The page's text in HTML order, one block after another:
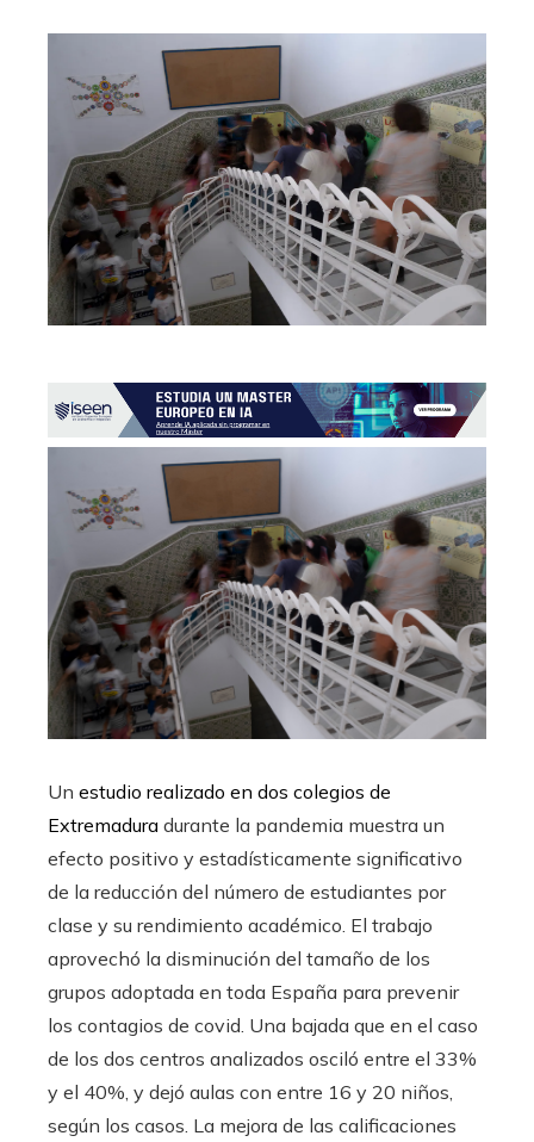
Un estudio realizado en dos colegios de
Extremadura durante la pandemia muestra un
efecto positivo y estadísticamente significativo
de la reducción del número de estudiantes por
clase y su rendimiento académico. El trabajo
aprovechó la disminución del tamaño de los
grupos adoptada en toda España para prevenir
los contagios de covid. Una bajada que en el caso
de los dos centros analizados osciló entre el 33%
y el 40%, y dejó aulas con entre 16 y 20 niños,
según los casos. La mejora de las calificaciones